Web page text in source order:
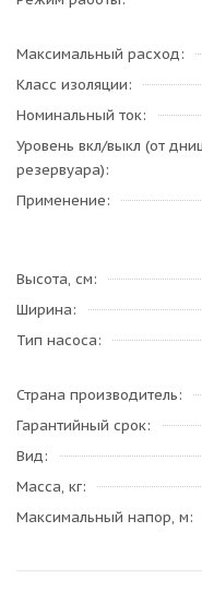
Максимальный расход
Класс изоляции
Номинальный ток
Уровень вкл/выкл (от
резервуара)
Применение
Высота, см
Ширина
Тип насоса
Страна производитель
Гарантийный срок
Вид
Масса, кг
Максимальный напор, м